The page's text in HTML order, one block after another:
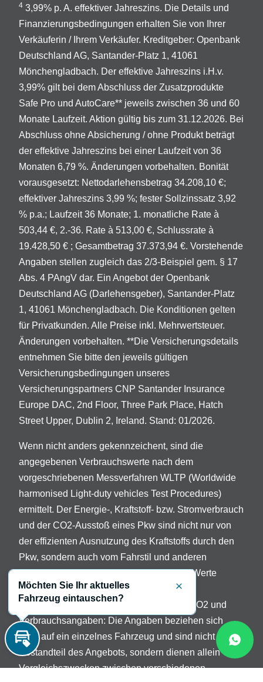
4 3,99% p. A. effektiver Jahreszins. Die Details und
Finanzierungsbedingungen erhalten Sie von Ihrer
Verkäuferin / Ihrem Verkäufer. Kreditgeber: Openbank
Deutschland AG, Santander-Platz 1, 41061
Mönchengladbach. Der effektive Jahreszins i.H.v.
3,99% gilt bei dem Abschluss der Zusatzprodukte
Safe Pro und AutoCare** jeweils zwischen 36 und 60
Monate Laufzeit. Aktion gültig bis zum 31.12.2026. Bei
Abschluss ohne Absicherung / ohne Produkt beträgt
der effektive Jahreszins bei einer Laufzeit von 36
Monaten 6,79 %. Änderungen vorbehalten. Bonität
vorausgesetzt: Nettodarlehensbetrag 34.208,10 €;
effektiver Jahreszins 3,99 %; fester Sollzinssatz 3,92
% p.a.; Laufzeit 36 Monate; 1. monatliche Rate à
503,44 €, 2.-36. Rate à 513,00 €, Schlussrate à
19.428,50 € ; Gesamtbetrag 37.373,94 €. Vorstehende
Angaben stellen zugleich das 2/3-Beispiel gem. § 17
Abs. 4 PAngV dar. Ein Angebot der Openbank
Deutschland AG (Darlehensgeber), Santander-Platz
1, 41061 Mönchengladbach. Die Konditionen gelten
für Privatkunden. Alle Preise inkl. Mehrwertsteuer.
Änderungen vorbehalten. **Die Versicherungsdetails
entnehmen Sie bitte den jeweils gültigen
Versicherungsbedingungen unseres
Versicherungspartners CNP Santander Insurance
Europe DAC, 2nd Floor, Three Park Place, Hatch
Street Upper, Dublin 2, Ireland. Stand: 01/2026.
Wenn nicht anders gekennzeichent, sind die
angegebenen Verbrauchswerte nach dem
vorgeschriebenen Messverfahren WLTP (Worldwide
harmonised Light-duty vehicles Test Procedures)
ermittelt. Der Energie-, Kraftstoff- bzw. Stromverbrauch
und der CO2-Ausstoß eines Pkw sind nicht nur von
der effizienten Ausnutzung des Kraftstoffs durch den
Pkw, sondern auch vom Fahrstil und anderen
nichttechnischen Faktoren abhängig. Die Werte
variieren in Abhängigkeit der gewählten
Sonderausstattungen. Beschreibung der CO2 und
Verbrauchsangaben: Die Angaben beziehen sich
nicht auf ein einzelnes Fahrzeug und sind nicht
Bestandteil des Angebots, sondern dienen allein
Vergleichszwecken zwischen verschiedenen
Inzahlungnahme
Möchten Sie Ihr aktuelles
Fahrzeug eintauschen?
Schließen